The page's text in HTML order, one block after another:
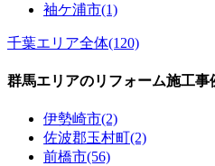
袖ケ浦市(1)
千葉エリア全体(120)
群馬エリアのリフォーム施工事
伊勢崎市(2)
佐波郡玉村町(2)
前橋市(56)